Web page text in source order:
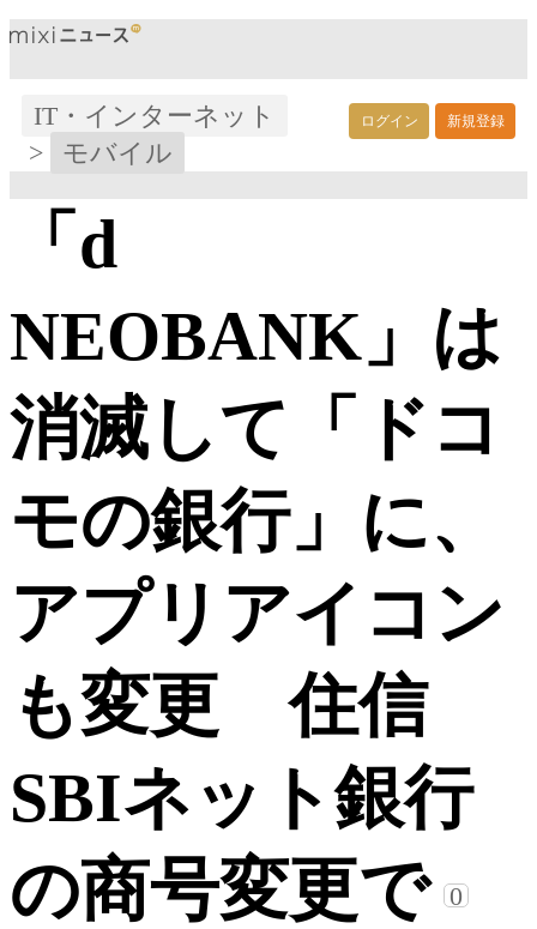
ログイン 新規登録
IT・インターネット
>
モバイル
「d
NEOBANK」は
消滅して「ドコ
モの銀行」に、
アプリアイコン
も変更 住信
SBIネット銀行
の商号変更で
0